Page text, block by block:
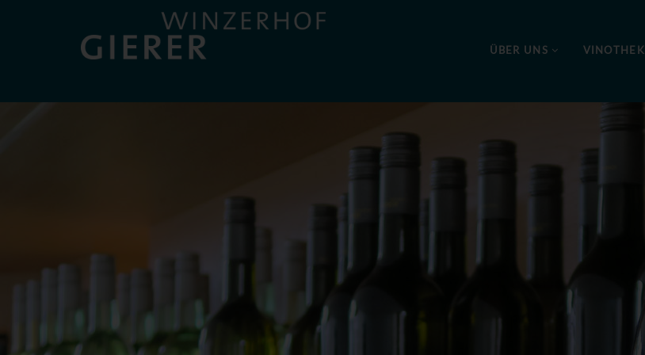
ÜBER UNS VINOTHEK